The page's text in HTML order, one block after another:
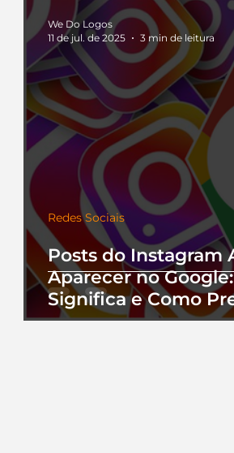
Posts do Instagram
Aparecer no
Significa e Como
Perfil
Redes Sociais
We Do Logos
11 de jul. de 2025
3 min de leitura